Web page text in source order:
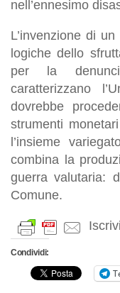
nell’ennesimo
L’invenzione di
logiche dello
per la
caratterizzano
dovrebbe
strumenti
l’insieme
combina la
guerra valutaria:
Comune.
Condividi: